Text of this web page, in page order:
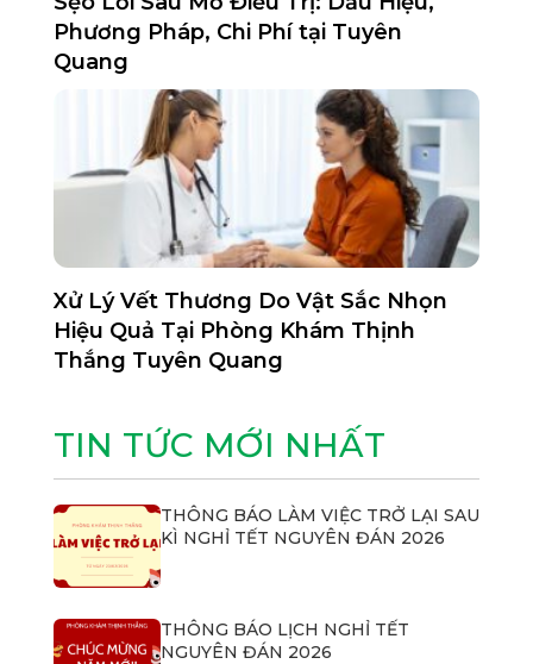
Phương Pháp, Chi Phí tại Tuyên
Quang
Xử Lý Vết Thương Do Vật Sắc Nhọn
Hiệu Quả Tại Phòng Khám Thịnh
Thắng Tuyên Quang
TIN TỨC MỚI NHẤT
THÔNG BÁO LÀM VIỆC TRỞ LẠI SAU
KÌ NGHỈ TẾT NGUYÊN ĐÁN 2026
THÔNG BÁO LỊCH NGHỈ TẾT
NGUYÊN ĐÁN 2026